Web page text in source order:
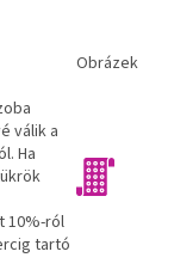
Obrázek
válik a
Ha
10%-ról
tartó